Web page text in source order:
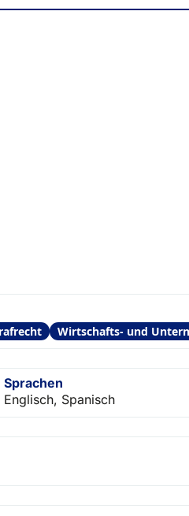
Wirtschafts- und
Sprachen
Englisch, Spanisch